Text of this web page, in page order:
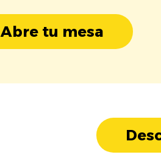
Abre tu mesa